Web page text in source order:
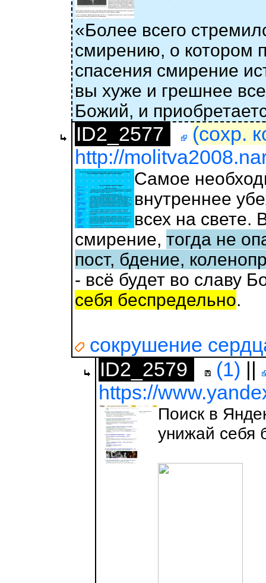
«Более всего
смирению, о котором
спасения смирение
вы хуже и грешнее
Божий, и
ID2_2577
(сохр.
http://
Самое
внутреннее
всех на свете.
смирение, тогда не
пост, бдение,
- всё будет во славу
себя беспредельно.
сокрушение
ID2_2579
(1) ||
https://
Поиск в
унижай себя